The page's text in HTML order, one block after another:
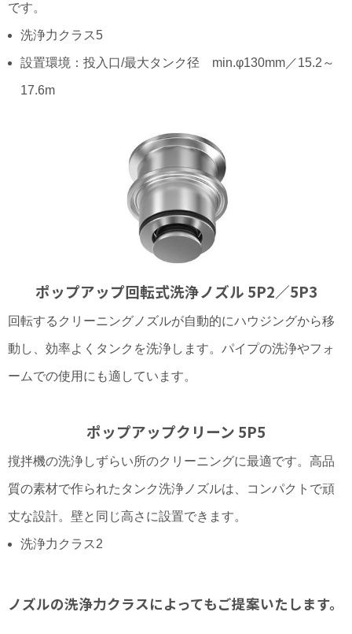
です。
洗浄力クラス5
設置環境：投入口/最大タンク径 min.φ130mm／15.2～
17.6m
ポップアップ回転式洗浄ノズル 5P2／5P3
回転するクリーニングノズルが自動的にハウジングから移
動し、効率よくタンクを洗浄します。パイプの洗浄やフォ
ームでの使用にも適しています。
ポップアップクリーン 5P5
撹拌機の洗浄しずらい所のクリーニングに最適です。高品
質の素材で作られたタンク洗浄ノズルは、コンパクトで頑
丈な設計。壁と同じ高さに設置できます。
洗浄力クラス2
ノズルの洗浄力クラスによってもご提案いたします。